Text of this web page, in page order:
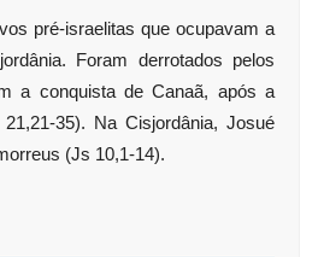
pré-israelitas que ocupavam a
Foram derrotados pelos
a conquista de Canaã, após a
35). Na Cisjordânia, Josué
(Js 10,1-14).